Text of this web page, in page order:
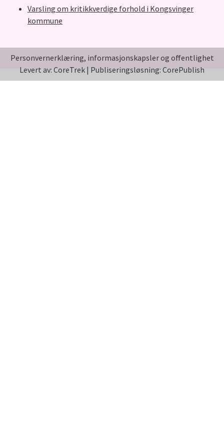
Varsling om kritikkverdige forhold i Kongsvinger
kommune
Personvernerklæring, informasjonskapsler og offentlighet
Levert av: CoreTrek | Publiseringsløsning: CorePublish